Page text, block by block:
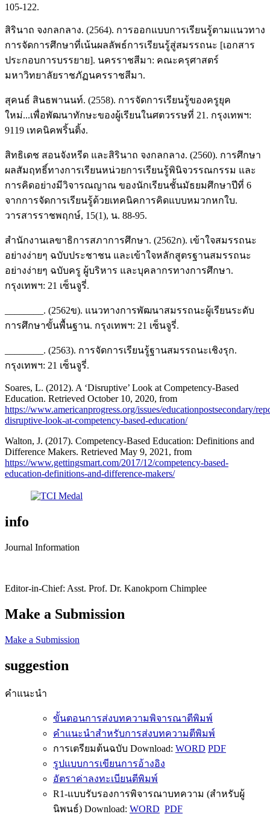
105-122.
สิรินาถ จงกลกลาง. (2564). การออกแบบการเรียนรู้ตามแนวทาง
การจัดการศึกษาที่เน้นผลลัพธ์การเรียนรู้สู่สมรรถนะ [เอกสาร
ประกอบการบรรยาย]. นครราชสีมา: คณะครุศาสตร์
มหาวิทยาลัยราชภัฏนครราชสีมา.
สุคนธ์ สินธพานนท์. (2558). การจัดการเรียนรู้ของครูยุค
ใหม่...เพื่อพัฒนาทักษะของผู้เรียนในศตวรรษที่ 21. กรุงเทพฯ:
9119 เทคนิคพริ้นติ้ง.
สิทธิเดช สอนจังหรีด และสิรินาถ จงกลกลาง. (2560). การศึกษา
ผลสัมฤทธิ์ทางการเรียนหน่วยการเรียนรู้พินิจวรรณกรรม และ
การคิดอย่างมีวิจารณญาณ ของนักเรียนชั้นมัธยมศึกษาปีที่ 6
จากการจัดการเรียนรู้ด้วยเทคนิคการคิดแบบหมวกหกใบ.
วารสารราชพฤกษ์, 15(1), น. 88-95.
สำนักงานเลขาธิการสภาการศึกษา. (2562ก). เข้าใจสมรรถนะ
อย่างง่ายๆ ฉบับประชาชน และเข้าใจหลักสูตรฐานสมรรถนะ
อย่างง่ายๆ ฉบับครู ผู้บริหาร และบุคลากรทางการศึกษา.
กรุงเทพฯ: 21 เซ็นจูรี่.
________. (2562ข). แนวทางการพัฒนาสมรรถนะผู้เรียนระดับ
การศึกษาขั้นพื้นฐาน. กรุงเทพฯ: 21 เซ็นจูรี่.
________. (2563). การจัดการเรียนรู้ฐานสมรรถนะเชิงรุก.
กรุงเทพฯ: 21 เซ็นจูรี่.
Soares, L. (2012). A ‘Disruptive’ Look at Competency-Based
Education. Retrieved October 10, 2020, from
https://www.americanprogress.org/issues/educationpostsecondary/
disruptive-look-at-competency-based-education/
Walton, J. (2017). Competency-Based Education: Definitions and
Difference Makers. Retrieved May 9, 2021, from
https://www.gettingsmart.com/2017/12/competency-based-
education-definitions-and-difference-makers/
info
Journal Information
Editor-in-Chief: Asst. Prof. Dr. Kanokporn Chimplee
Make a Submission
Make a Submission
suggestion
คำแนะนำ
ขั้นตอนการส่งบทความพิจารณาตีพิมพ์
คำแนะนำสำหรับการส่งบทความตีพิมพ์
การเตรียมต้นฉบับ Download: WORD PDF
รูปแบบการเขียนการอ้างอิง
อัตราค่าลงทะเบียนตีพิมพ์
R1-แบบรับรองการพิจารณาบทความ (สำหรับผู้
นิพนธ์) Download: WORD PDF